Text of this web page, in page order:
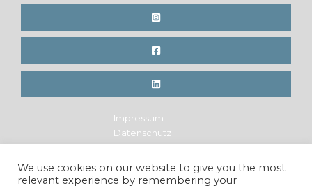
Impressum
Datenschutz
Widerrufsrecht
Legal Notice
Privacy Policy
We use cookies on our website to give you the most
relevant experience by remembering your